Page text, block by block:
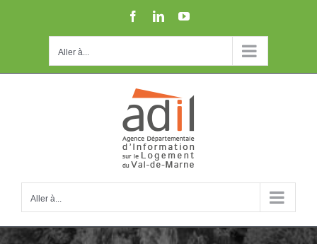
FacebookLinkedInYouTube
Aller à...
Aller à...